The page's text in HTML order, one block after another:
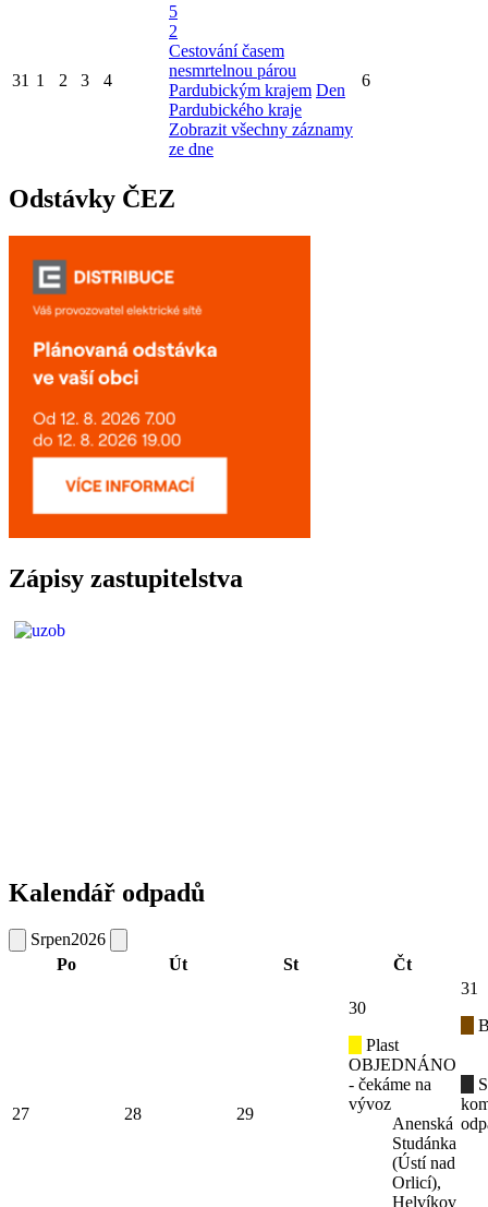
31 1 2 3 4
5
2
Cestování časem
nesmrtelnou párou
Pardubickým krajem Den
Pardubického kraje
Zobrazit všechny záznamy
ze dne
6
Odstávky ČEZ
Zápisy zastupitelstva
Kalendář odpadů
Srpen2026
Po
Út St Čt
27 28 29
30
Plast
OBJEDNÁNO
- čekáme na
vývoz
Anenská
Studánka
(Ústí nad
Orlicí),
Helvíkov
31